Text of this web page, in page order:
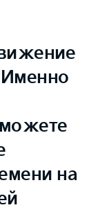
Именно
можете
на